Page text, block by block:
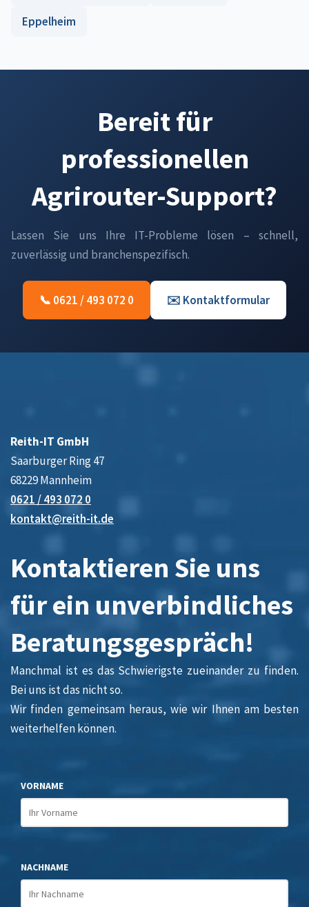
Eppelheim
Bereit für
professionellen
Agrirouter-Support?
Lassen Sie uns Ihre IT-Probleme lösen – schnell,
zuverlässig und branchenspezifisch.
📞 0621 / 493 072 0 ✉️ Kontaktformular
Reith-IT GmbH
Saarburger Ring 47
68229 Mannheim
0621 / 493 072 0
kontakt@reith-it.de
Kontaktieren Sie uns
für ein unverbindliches
Beratungsgespräch!
Manchmal ist es das Schwierigste zueinander zu finden.
Bei uns ist das nicht so.
Wir finden gemeinsam heraus, wie wir Ihnen am besten
weiterhelfen können.
VORNAME
NACHNAME